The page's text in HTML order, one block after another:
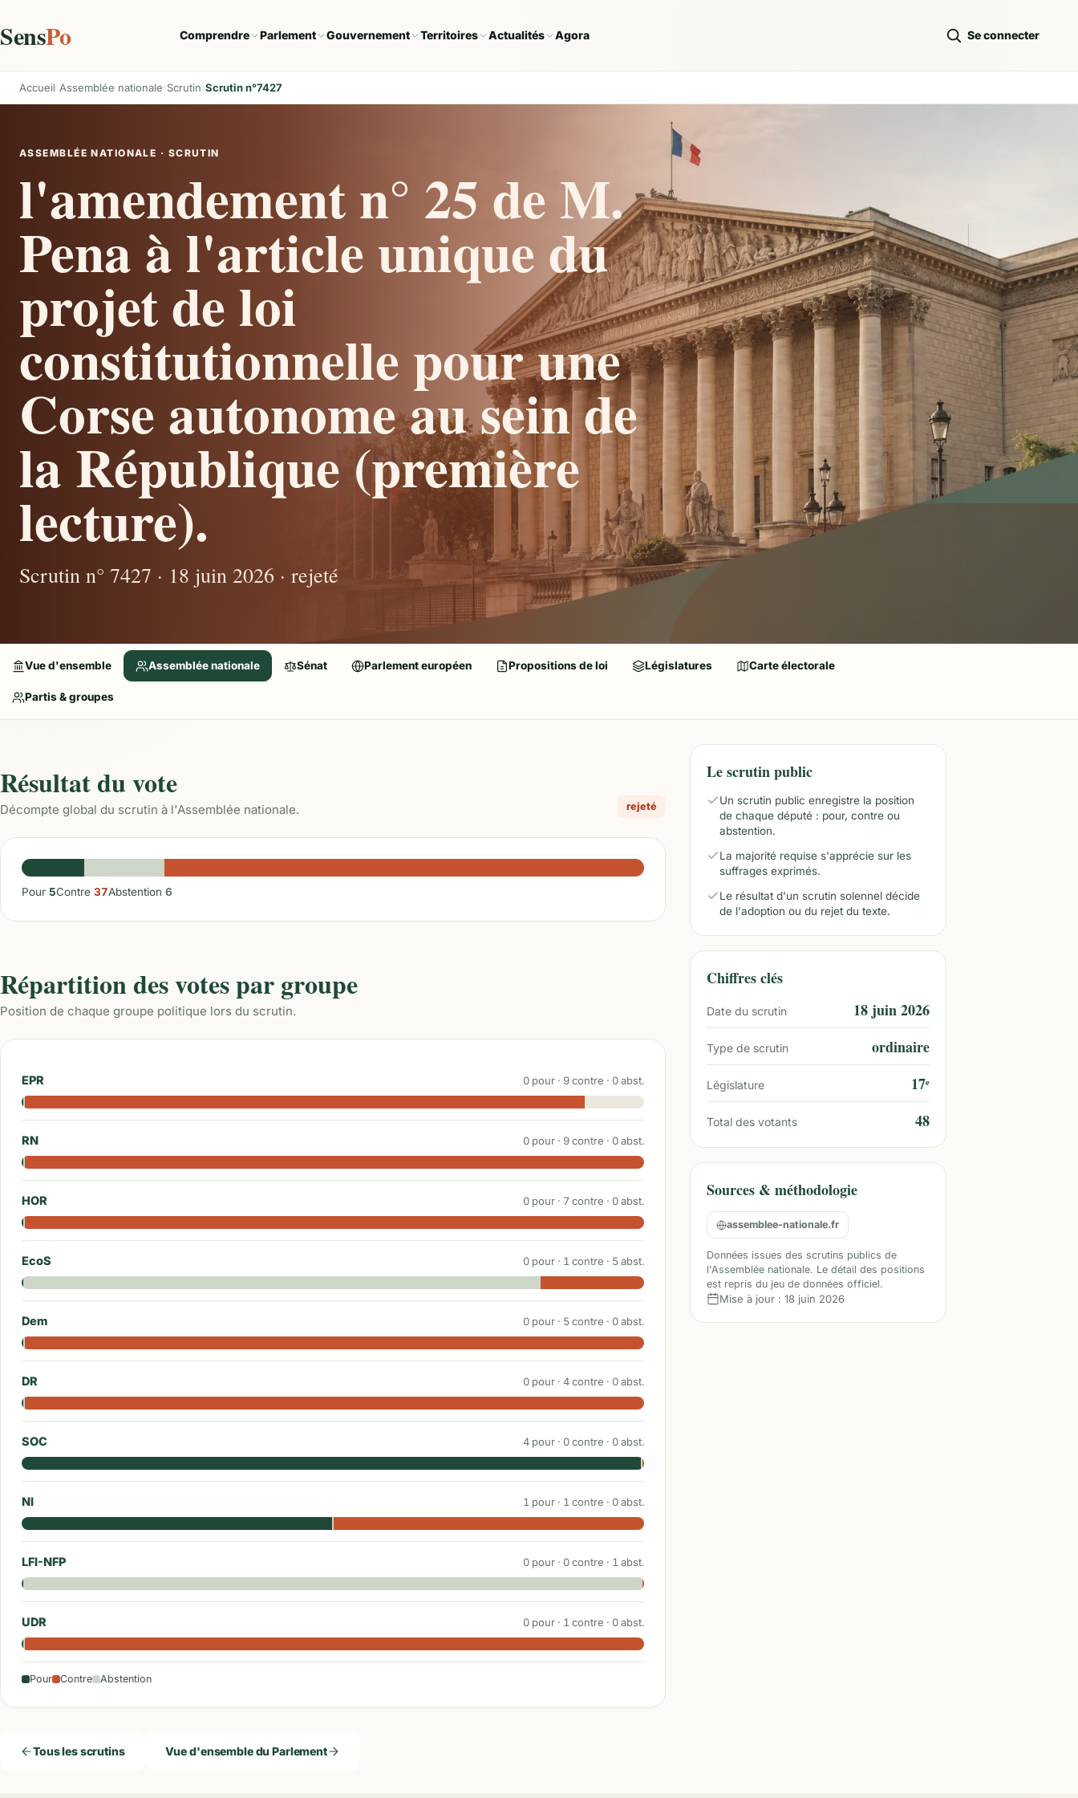
SensPo Comprendre Parlement Gouvernement Territoires Actualités Agora Se connecter
Accueil Assemblée nationale Scrutin Scrutin n°7427
ASSEMBLÉE NATIONALE · SCRUTIN
l'amendement n° 25 de M.
Pena à l'article unique du
projet de loi
constitutionnelle pour une
Corse autonome au sein de
la République (première
lecture).
Scrutin n° 7427 · 18 juin 2026 · rejeté
Vue d'ensemble Assemblée nationale Sénat Parlement européen Propositions de loi Législatures Carte électorale
Partis & groupes
Résultat du vote
Décompte global du scrutin à l'Assemblée nationale. rejeté
Pour 5Contre 37Abstention 6
Répartition des votes par groupe
Position de chaque groupe politique lors du scrutin.
EPR 0 pour · 9contre · 0abst.
RN 0 pour · 9contre · 0abst.
HOR 0 pour · 7contre · 0abst.
EcoS 0 pour · 1 contre · 5abst.
Dem 0 pour · 5contre · 0abst.
DR 0 pour · 4contre · 0abst.
SOC 4 pour · 0contre · 0abst.
NI 1 pour · 1 contre · 0abst.
LFI-NFP 0 pour · 0contre · 1 abst.
UDR 0 pour · 1 contre · 0abst.
Pour Contre Abstention
Tous les scrutins Vue d'ensemble du Parlement
Le scrutin public
Un scrutin public enregistre la position
de chaque député : pour, contre ou
abstention.
La majorité requise s'apprécie sur les
suffrages exprimés.
Le résultat d'un scrutin solennel décide
de l'adoption ou du rejet du texte.
Chiffres clés
Date du scrutin 18 juin 2026
Type de scrutin ordinaire
Législature 17ᵉ
Total des votants 48
Sources & méthodologie
assemblee-nationale.fr
Données issues des scrutins publics de
l'Assemblée nationale. Le détail des positions
est repris du jeu de données officiel.
Mise à jour : 18 juin 2026